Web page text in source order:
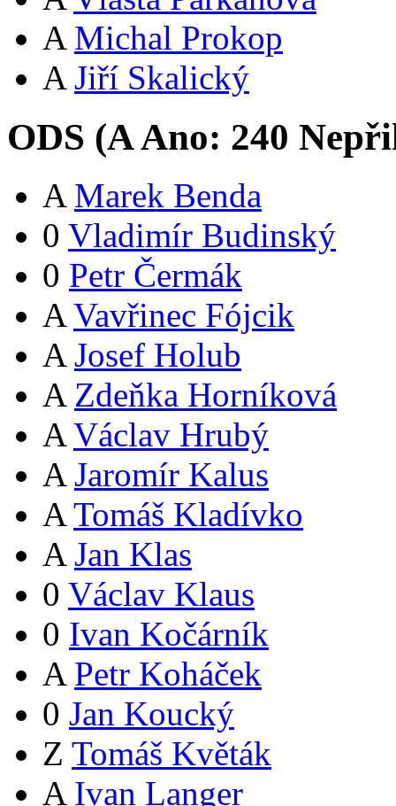
A Michal Prokop
A Jiří Skalický
ODS (AAno: 240
A Marek Benda
0 Vladimír Budinský
0 Petr Čermák
A Vavřinec Fójcik
A Josef Holub
A Zdeňka Horníková
A Václav Hrubý
A Jaromír Kalus
A Tomáš Kladívko
A Jan Klas
0 Václav Klaus
0 Ivan Kočárník
A Petr Koháček
0 Jan Koucký
Z Tomáš Květák
A Ivan Langer